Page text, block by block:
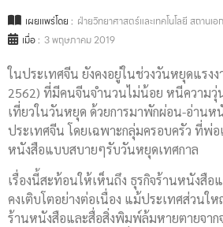
เผยแพร่โดย : ฝ่ายวิทยาศาสตร์และเทคโนโลยี สถาน
เมื่อ : 3 พฤษภาคม 2019
ในประเทศ​จีน ยังคงอยู่ในช่วงวันหยุดแรง
2562) ที่มีคนจีนจำนวนไม่น้อย หนีความวุ่
เที่ยวในวันหยุด ด้วยการมาพักผ่อน-อ่านห
ประเทศ​จีน โดยเฉพาะ​กลุ่มครอบครัว ที่พ่
หนังสือแบบสบายๆรับวันหยุดเทศกาล
เรื่องนี้สะท้อนให้เห็นถึง ธุรกิจ​ร้านหนังสื
คงเติบโตอย่างต่อเนื่อง แม้ประเทศ​ส่วนใ
ร้านหนังสือ​และสื่อสิ่งพิมพ์​ล้มหายตายจาก